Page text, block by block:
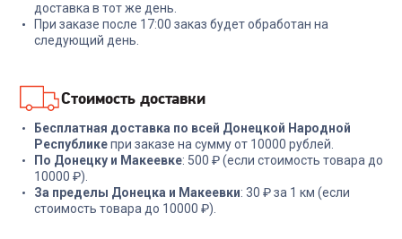
доставка в тот же день.
При заказе после 17:00 заказ будет обработан на
следующий день.
Стоимость доставки
Бесплатная доставка по всей Донецкой Народной
Республикепри заказе на сумму от 10000 рублей.
По Донецку и Макеевке: 500 ₽ (если стоимость товара до
10000 ₽).
За пределы Донецка и Макеевки: 30 ₽ за 1 км (если
стоимость товара до 10000 ₽).